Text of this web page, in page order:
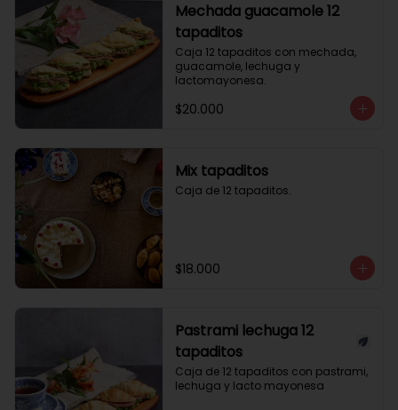
Mechada guacamole 12
tapaditos
Caja 12 tapaditos con mechada,
guacamole, lechuga y
lactomayonesa.
$20.000
Mix tapaditos
Caja de 12 tapaditos.
$18.000
Pastrami lechuga 12
tapaditos
Caja de 12 tapaditos con pastrami,
lechuga y lacto mayonesa